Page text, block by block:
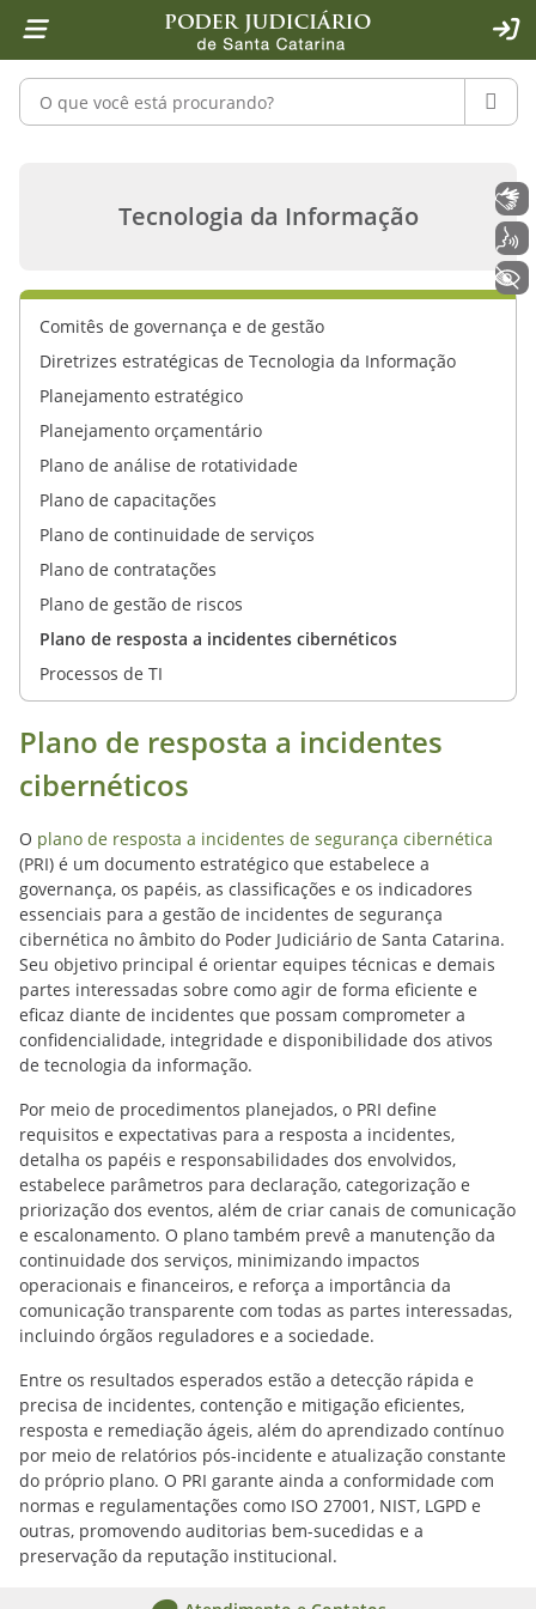
1 Ir para o conteúdo
2 Ir para a ferramenta de acessibilidade - Rybená
4 Ir para o menu principal
5 Ir para a pesquisa
6 Ir para o rodapé
7 Ir para a página inicial
Pesquisar no portal
Plano de resposta a incidentes
Tecnologia da Informação
Comitês de governança e de gestão
Diretrizes estratégicas de Tecnologia da Informação
Planejamento estratégico
Planejamento orçamentário
Plano de análise de rotatividade
Plano de capacitações
Plano de continuidade de serviços
Plano de contratações
Plano de gestão de riscos
Plano de resposta a incidentes cibernéticos
Processos de TI
Plano de resposta a incidentes
cibernéticos
O plano de resposta a incidentes de segurança cibernética
(PRI) é um documento estratégico que estabelece a
governança, os papéis, as classificações e os indicadores
essenciais para a gestão de incidentes de segurança
cibernética no âmbito do Poder Judiciário de Santa Catarina.
Seu objetivo principal é orientar equipes técnicas e demais
partes interessadas sobre como agir de forma eficiente e
eficaz diante de incidentes que possam comprometer a
confidencialidade, integridade e disponibilidade dos ativos
de tecnologia da informação.
Por meio de procedimentos planejados, o PRI define
requisitos e expectativas para a resposta a incidentes,
detalha os papéis e responsabilidades dos envolvidos,
estabelece parâmetros para declaração, categorização e
priorização dos eventos, além de criar canais de comunicação
e escalonamento. O plano também prevê a manutenção da
continuidade dos serviços, minimizando impactos
operacionais e financeiros, e reforça a importância da
comunicação transparente com todas as partes interessadas,
incluindo órgãos reguladores e a sociedade.
Entre os resultados esperados estão a detecção rápida e
precisa de incidentes, contenção e mitigação eficientes,
resposta e remediação ágeis, além do aprendizado contínuo
por meio de relatórios pós-incidente e atualização constante
do próprio plano. O PRI garante ainda a conformidade com
normas e regulamentações como ISO 27001, NIST, LGPD e
outras, promovendo auditorias bem-sucedidas e a
preservação da reputação institucional.